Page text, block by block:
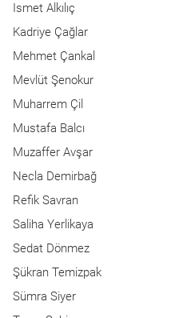
Ismet Alkılıç
Kadriye Çağlar
Mehmet Çankal
Mevlüt Şenokur
Muharrem Çil
Mustafa Balcı
Muzaffer Avşar
Necla Demirbağ
Refik Savran
Saliha Yerlikaya
Sedat Dönmez
Şükran Temizpak
Sümra Siyer